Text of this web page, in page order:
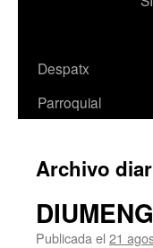
Despatx
Parroquial
Archivo
Publicada el 21